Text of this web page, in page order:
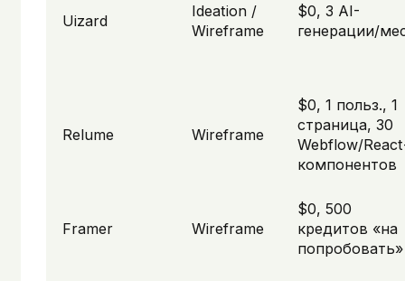
Uizard
Ideation /
Wireframe
$0, 3 AI-
генерации/
Relume Wireframe
$0, 1 польз., 1
страница, 30
Webflow/
компонентов
Framer Wireframe
$0, 500
кредитов «на
попробовать»